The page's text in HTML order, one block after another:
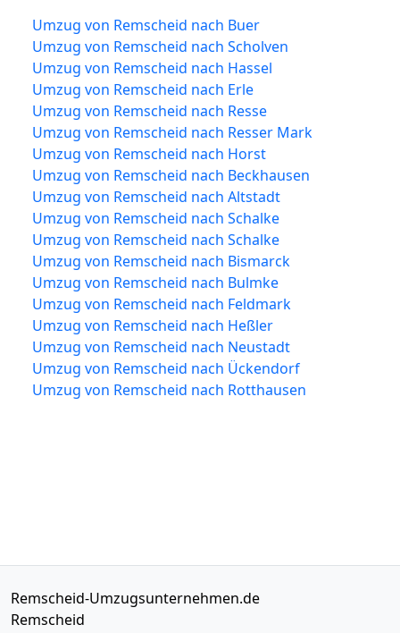
Umzug von Remscheid nach Buer
Umzug von Remscheid nach Scholven
Umzug von Remscheid nach Hassel
Umzug von Remscheid nach Erle
Umzug von Remscheid nach Resse
Umzug von Remscheid nach Resser Mark
Umzug von Remscheid nach Horst
Umzug von Remscheid nach Beckhausen
Umzug von Remscheid nach Altstadt
Umzug von Remscheid nach Schalke
Umzug von Remscheid nach Schalke
Umzug von Remscheid nach Bismarck
Umzug von Remscheid nach Bulmke
Umzug von Remscheid nach Feldmark
Umzug von Remscheid nach Heßler
Umzug von Remscheid nach Neustadt
Umzug von Remscheid nach Ückendorf
Umzug von Remscheid nach Rotthausen
Remscheid-Umzugsunternehmen.de
Remscheid